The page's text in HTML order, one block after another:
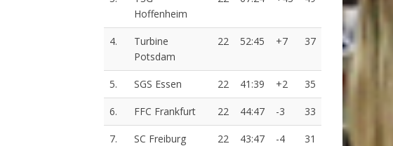
Hoffenheim
4.
Turbine
Potsdam
22 52:45 +7 37
5. SGS Essen 22 41:39 +2 35
6. FFC Frankfurt 22 44:47 -3 33
7. SC Freiburg 22 43:47 -4 31